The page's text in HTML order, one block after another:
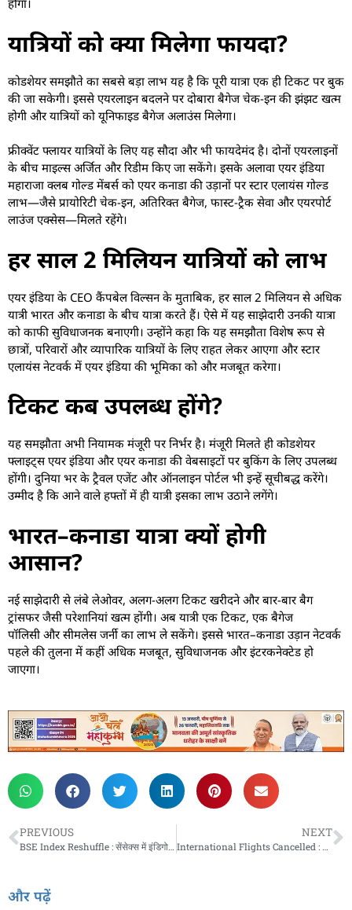
होगा।
यात्रियों को क्या मिलेगा फायदा?
कोडशेयर समझौते का सबसे बड़ा लाभ यह है कि पूरी यात्रा एक ही टिकट पर बुक
की जा सकेगी। इससे एयरलाइन बदलने पर दोबारा बैगेज चेक-इन की झंझट खत्म
होगी और यात्रियों को यूनिफाइड बैगेज अलाउंस मिलेगा।
फ्रीक्वेंट फ्लायर यात्रियों के लिए यह सौदा और भी फायदेमंद है। दोनों एयरलाइनों
के बीच माइल्स अर्जित और रिडीम किए जा सकेंगे। इसके अलावा एयर इंडिया
महाराजा क्लब गोल्ड मेंबर्स को एयर कनाडा की उड़ानों पर स्टार एलायंस गोल्ड
लाभ—जैसे प्रायोरिटी चेक-इन, अतिरिक्त बैगेज, फास्ट-ट्रैक सेवा और एयरपोर्ट
लाउंज एक्सेस—मिलते रहेंगे।
हर साल 2 मिलियन यात्रियों को लाभ
एयर इंडिया के CEO कैंपबेल विल्सन के मुताबिक, हर साल 2 मिलियन से अधिक
यात्री भारत और कनाडा के बीच यात्रा करते हैं। ऐसे में यह साझेदारी उनकी यात्रा
को काफी सुविधाजनक बनाएगी। उन्होंने कहा कि यह समझौता विशेष रूप से
छात्रों, परिवारों और व्यापारिक यात्रियों के लिए राहत लेकर आएगा और स्टार
एलायंस नेटवर्क में एयर इंडिया की भूमिका को और मजबूत करेगा।
टिकट कब उपलब्ध होंगे?
यह समझौता अभी नियामक मंजूरी पर निर्भर है। मंजूरी मिलते ही कोडशेयर
फ्लाइट्स एयर इंडिया और एयर कनाडा की वेबसाइटों पर बुकिंग के लिए उपलब्ध
होंगी। दुनिया भर के ट्रैवल एजेंट और ऑनलाइन पोर्टल भी इन्हें सूचीबद्ध करेंगे।
उम्मीद है कि आने वाले हफ्तों में ही यात्री इसका लाभ उठाने लगेंगे।
भारत–कनाडा यात्रा क्यों होगी
आसान?
नई साझेदारी से लंबे लेओवर, अलग-अलग टिकट खरीदने और बार-बार बैग
ट्रांसफर जैसी परेशानियां खत्म होंगी। अब यात्री एक टिकट, एक बैगेज
पॉलिसी और सीमलेस जर्नी का लाभ ले सकेंगे। इससे भारत–कनाडा उड़ान नेटवर्क
पहले की तुलना में कहीं अधिक मजबूत, सुविधाजनक और इंटरकनेक्टेड हो
जाएगा।
PREVIOUS
BSE Index Reshuffle : सेंसेक्स में इंडिगो की होगी एंट्री, टाटा मोटर्स PV जाएगी बाहर; जानिए इंडेक्स में हुए सभी बदलाव
NEXT
International Flights Cancelled : दिल्ली एयरपोर्ट पर 1 से 6 बजे के बीच कई उड़ानें रद्द, कई फ्लाइट्स में देरी
और पढ़ें